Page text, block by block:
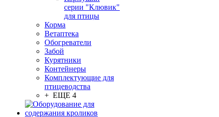
серии "Клювик"
для птицы
Корма
Ветаптека
Обогреватели
Забой
Курятники
Контейнеры
Комплектующие для
птицеводства
+ ЕЩЕ 4